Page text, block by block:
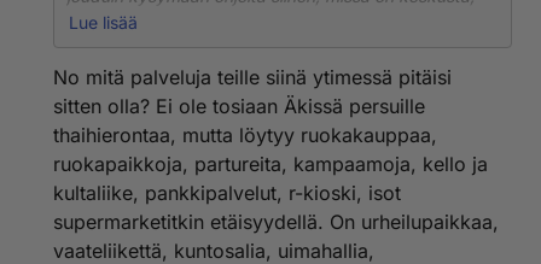
hämmästyin takapajulan "ruuhkaa" sekä katujen
valtava "city".
Lue lisää
No mitä palveluja teille siinä ytimessä pitäisi
sitten olla? Ei ole tosiaan Äkissä persuille
thaihierontaa, mutta löytyy ruokakauppaa,
ruokapaikkoja, partureita, kampaamoja, kello ja
kultaliike, pankkipalvelut, r-kioski, isot
supermarketitkin etäisyydellä. On urheilupaikkaa,
vaateliikettä, kuntosalia, uimahallia,